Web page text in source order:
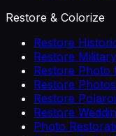
Restore & Colorize
Restore
Restore
Restore Photo
Restore
Restore
Restore
Photo